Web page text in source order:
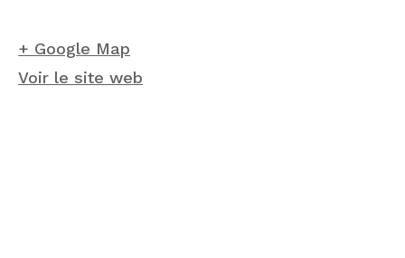
+ Google Map
Voir le site web